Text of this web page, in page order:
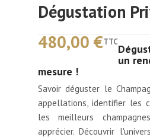
Dégustation
480,00 €TTC
un
mesure !
Savoir déguster le
appellations, identifier les
les meilleurs
apprécier. Découvrir